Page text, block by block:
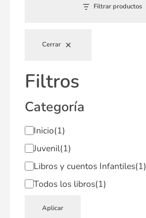
Filtrar productos
Cerrar
Filtros
Categoría
Inicio(1)
Juvenil(1)
Libros y cuentos Infantiles(1)
Todos los libros(1)
Aplicar